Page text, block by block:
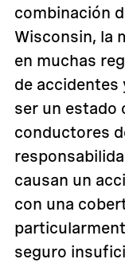
combinación
Wisconsin, la
en muchas
de accidentes
ser un estado
conductores
causan un
con una
seguro